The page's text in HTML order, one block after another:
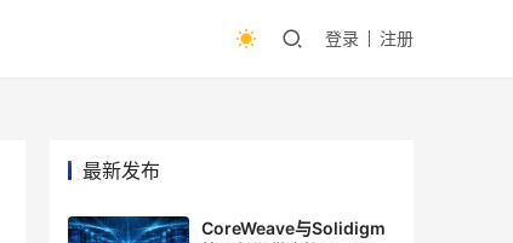
登录 注册
最新发布
CoreWeave与Solidigm